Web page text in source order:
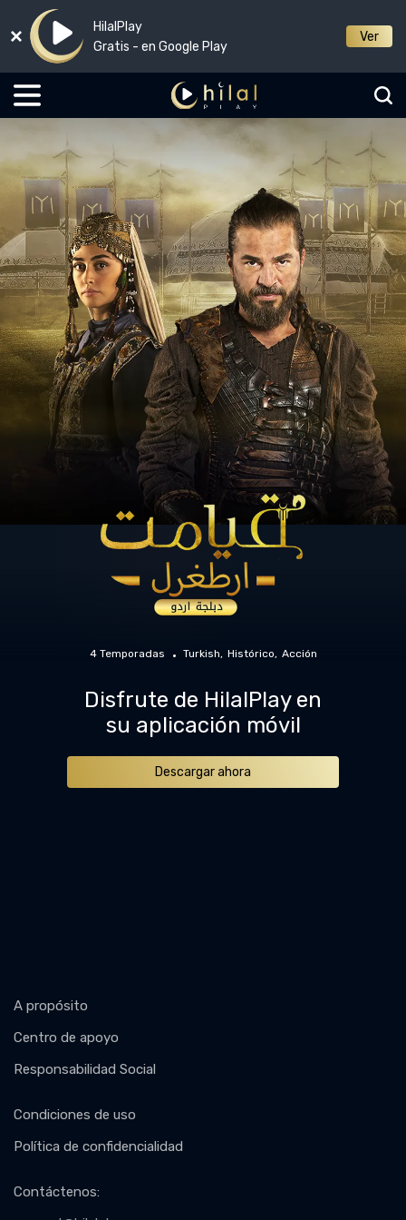
HilalPlay
Gratis - en Google Play
Ver
4 Temporadas Turkish Histórico Acción
Disfrute de HilalPlay en
su aplicación móvil
Descargar ahora
A propósito
Centro de apoyo
Responsabilidad Social
Condiciones de uso
Política de confidencialidad
Contáctenos: